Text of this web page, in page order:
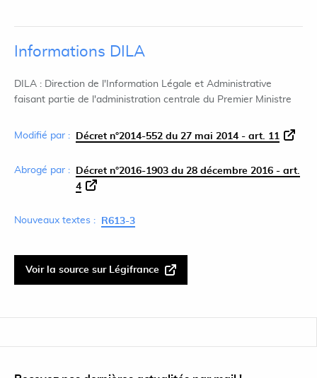
Informations DILA
DILA : Direction de l'Information Légale et Administrative
faisant partie de l'administration centrale du Premier Ministre
Modifié par : Décret n°2014-552 du 27 mai 2014 - art. 11
Abrogé par :
Décret n°2016-1903 du 28 décembre 2016 - art.
4
Nouveaux textes : R613-3
Voir la source sur Légifrance